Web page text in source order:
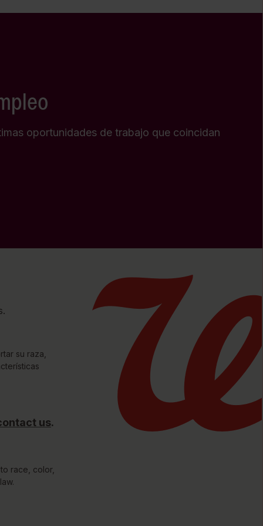
oportunidades de trabajo que coincidan
su raza,
Justas del Condado
us.
race, color,